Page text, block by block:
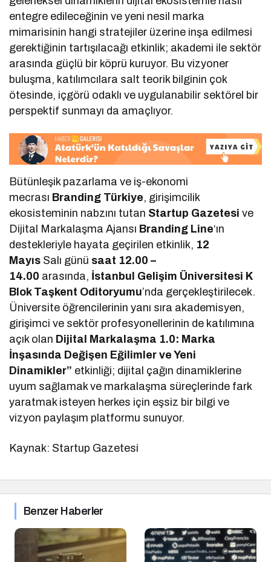
entegre edileceğinin ve yeni nesil marka
mimarisinin hangi stratejiler üzerine inşa edilmesi
gerektiğinin tartışılacağı etkinlik; akademi ile sektör
arasında güçlü bir köprü kuruyor. Bu vizyoner
buluşma, katılımcılara salt teorik bilginin çok
ötesinde, içgörü odaklı ve uygulanabilir sektörel bir
perspektif sunmayı da amaçlıyor.
Bütünleşik pazarlama ve iş-ekonomi
mecrası Branding Türkiye, girişimcilik
ekosisteminin nabzını tutan Startup Gazetesi ve
Dijital Markalaşma Ajansı Branding Line‘ın
destekleriyle hayata geçirilen etkinlik, 12
Mayıs Salı günü saat 12.00 –
14.00 arasında, İstanbul Gelişim Üniversitesi K
Blok Taşkent Oditoryumu’nda gerçekleştirilecek.
Üniversite öğrencilerinin yanı sıra akademisyen,
girişimci ve sektör profesyonellerinin de katılımına
açık olan Dijital Markalaşma 1.0: Marka
İnşasında Değişen Eğilimler ve Yeni
Dinamikler” etkinliği; dijital çağın dinamiklerine
uyum sağlamak ve markalaşma süreçlerinde fark
yaratmak isteyen herkes için eşsiz bir bilgi ve
vizyon paylaşım platformu sunuyor.
Kaynak: Startup Gazetesi
Benzer Haberler